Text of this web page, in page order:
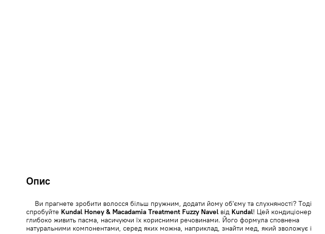
Опис
Ви прагнете зробити волосся більш пружним, додати йому об'єму та слухняності? Тоді
спробуйте Kundal Honey & Macadamia Treatment Fuzzy Navelвід Kundal! Цей кондиціонер
глибоко живить пасма, насичуючи їх корисними речовинами. Його формула сповнена
натуральними компонентами, серед яких можна, наприклад, знайти мед, який зволожує і